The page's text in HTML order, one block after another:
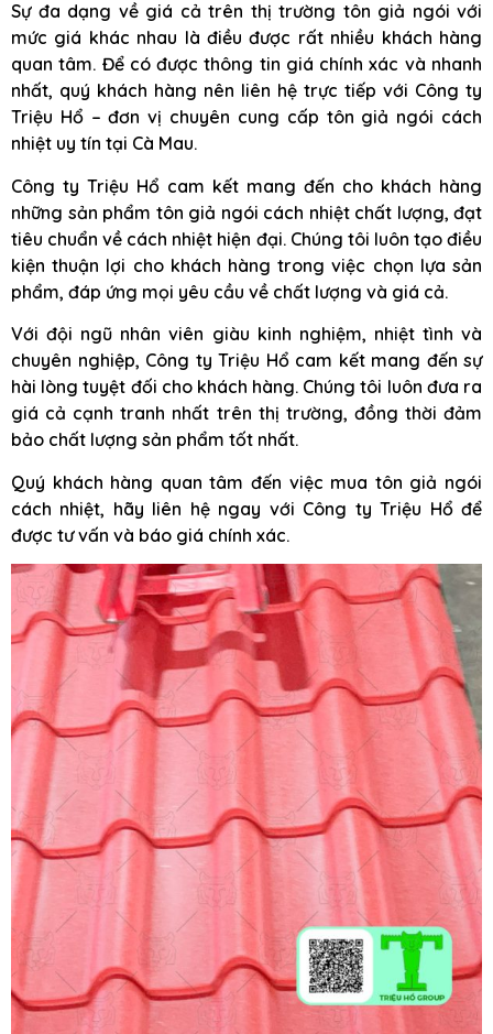
Sự đa dạng về giá cả trên thị trường tôn giả ngói với
mức giá khác nhau là điều được rất nhiều khách hàng
quan tâm. Để có được thông tin giá chính xác và nhanh
nhất, quý khách hàng nên liên hệ trực tiếp với Công ty
Triệu Hổ – đơn vị chuyên cung cấp tôn giả ngói cách
nhiệt uy tín tại Cà Mau.
Công ty Triệu Hổ cam kết mang đến cho khách hàng
những sản phẩm tôn giả ngói cách nhiệt chất lượng, đạt
tiêu chuẩn về cách nhiệt hiện đại. Chúng tôi luôn tạo điều
kiện thuận lợi cho khách hàng trong việc chọn lựa sản
phẩm, đáp ứng mọi yêu cầu về chất lượng và giá cả.
Với đội ngũ nhân viên giàu kinh nghiệm, nhiệt tình và
chuyên nghiệp, Công ty Triệu Hổ cam kết mang đến sự
hài lòng tuyệt đối cho khách hàng. Chúng tôi luôn đưa ra
giá cả cạnh tranh nhất trên thị trường, đồng thời đảm
bảo chất lượng sản phẩm tốt nhất.
Quý khách hàng quan tâm đến việc mua tôn giả ngói
cách nhiệt, hãy liên hệ ngay với Công ty Triệu Hổ để
được tư vấn và báo giá chính xác.